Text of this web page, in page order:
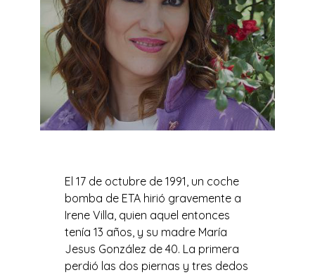
El 17 de octubre de 1991, un coche
bomba de ETA hirió gravemente a
Irene Villa, quien aquel entonces
tenía 13 años, y su madre María
Jesus González de 40. La primera
perdió las dos piernas y tres dedos